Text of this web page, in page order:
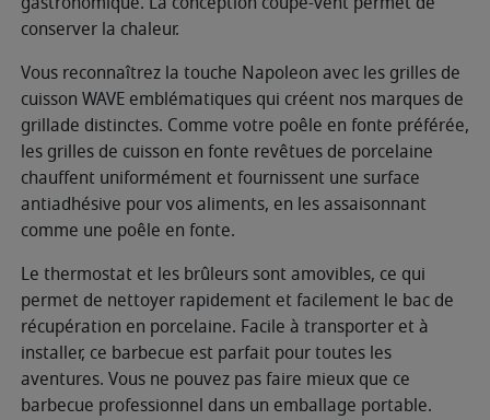
conserver la chaleur.
Vous reconnaîtrez la touche Napoleon avec les grilles de
cuisson WAVE emblématiques qui créent nos marques de
grillade distinctes. Comme votre poêle en fonte préférée,
les grilles de cuisson en fonte revêtues de porcelaine
chauffent uniformément et fournissent une surface
antiadhésive pour vos aliments, en les assaisonnant
comme une poêle en fonte.
Le thermostat et les brûleurs sont amovibles, ce qui
permet de nettoyer rapidement et facilement le bac de
récupération en porcelaine. Facile à transporter et à
installer, ce barbecue est parfait pour toutes les
aventures. Vous ne pouvez pas faire mieux que ce
barbecue professionnel dans un emballage portable.